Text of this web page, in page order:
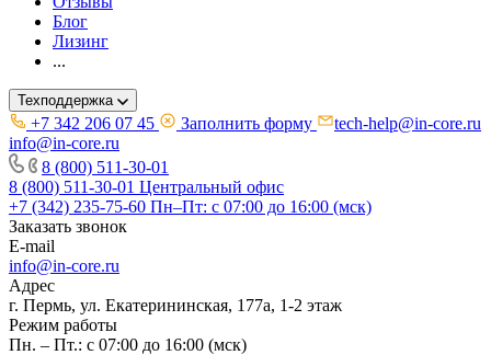
Блог
Лизинг
...
Техподдержка
+7 342 206 07 45 Заполнить форму
tech-help@in-core.ru
info@in-core.ru
8 (800) 511-30-01
8 (800) 511-30-01 Центральный офис
+7 (342) 235-75-60 Пн–Пт: с 07:00 до 16:00 (мск)
Заказать звонок
E-mail
info@in-core.ru
Адрес
г. Пермь, ул. ​Екатерининская, 177а, ​1-2 этаж
Режим работы
Пн. – Пт.: с 07:00 до 16:00 (мск)